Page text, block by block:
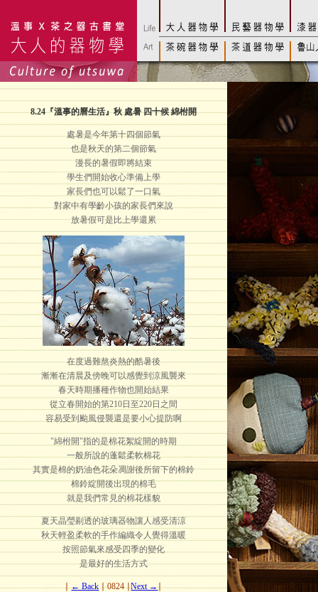
8.24『溫事的曆生活』秋 處暑 四十候 綿柎開
處暑是今年第十四個節氣
也是秋天的第二個節氣
漫長的暑假即將結束
學生們開始收心準備上學
家長們也可以鬆了一口氣
對家中有學齡小孩的家長們來說
放暑假可是比上學還累
在度過難熬炎熱的酷暑後
漸漸在清晨及傍晚可以感覺到涼風襲來
春天時期播種作物也開始結果
從立春開始的第210日至220日之間
容易受到颱風侵襲還是要小心提防啊
"綿柎開"指的是棉花絮綻開的時期
一般所說的蓬鬆柔軟棉花
其實是棉的奶油色花朵凋謝後所留下的棉鈴
棉鈴綻開後出現的棉毛
就是我們常見的棉花樣貌
夏天晶瑩剔透的玻璃器物讓人感受清涼
秋天輕盈柔軟的手作編織令人覺得溫暖
按照節氣來感受四季的變化
是最好的生活方式
∣← Back∣ 0824 ∣Next →∣